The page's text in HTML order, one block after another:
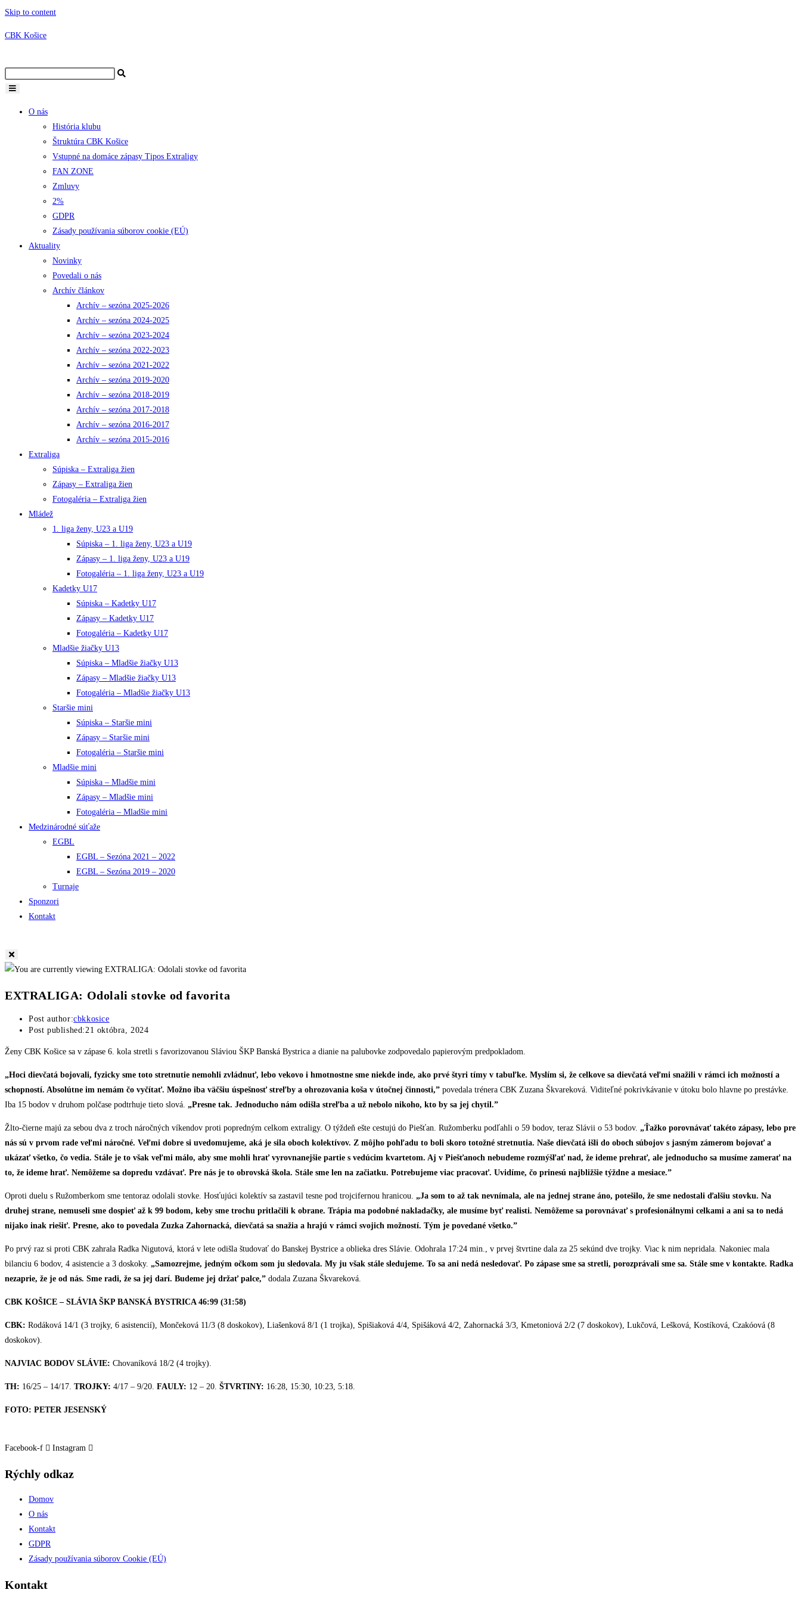
Skip to content
CBK Košice
O nás
História klubu
Štruktúra CBK Košice
Vstupné na domáce zápasy Tipos Extraligy
FAN ZONE
Zmluvy
2%
GDPR
Zásady používania súborov cookie (EÚ)
Aktuality
Novinky
Povedali o nás
Archív článkov
Archív – sezóna 2025-2026
Archív – sezóna 2024-2025
Archív – sezóna 2023-2024
Archív – sezóna 2022-2023
Archív – sezóna 2021-2022
Archív – sezóna 2019-2020
Archív – sezóna 2018-2019
Archív – sezóna 2017-2018
Archív – sezóna 2016-2017
Archív – sezóna 2015-2016
Extraliga
Súpiska – Extraliga žien
Zápasy – Extraliga žien
Fotogaléria – Extraliga žien
Mládež
1. liga ženy, U23 a U19
Súpiska – 1. liga ženy, U23 a U19
Zápasy – 1. liga ženy, U23 a U19
Fotogaléria – 1. liga ženy, U23 a U19
Kadetky U17
Súpiska – Kadetky U17
Zápasy – Kadetky U17
Fotogaléria – Kadetky U17
Mladšie žiačky U13
Súpiska – Mladšie žiačky U13
Zápasy – Mladšie žiačky U13
Fotogaléria – Mladšie žiačky U13
Staršie mini
Súpiska – Staršie mini
Zápasy – Staršie mini
Fotogaléria – Staršie mini
Mladšie mini
Súpiska – Mladšie mini
Zápasy – Mladšie mini
Fotogaléria – Mladšie mini
Medzinárodné súťaže
EGBL
EGBL – Sezóna 2021 – 2022
EGBL – Sezóna 2019 – 2020
Turnaje
Sponzori
Kontakt
EXTRALIGA: Odolali stovke od favorita
Post author:cbkkosice
Post published:21 októbra, 2024
Ženy CBK Košice sa v zápase 6. kola stretli s favorizovanou Sláviou ŠKP Banská Bystrica a dianie na palubovke zodpovedalo papierovým predpokladom.
„Hoci dievčatá bojovali, fyzicky sme toto stretnutie nemohli zvládnuť, lebo vekovo i hmotnostne sme niekde inde, ako prvé štyri tímy v tabuľke. Myslím si, že celkove sa dievčatá veľmi snažili v rámci ich možností a
schopností. Absolútne im nemám čo vyčítať. Možno iba väčšiu úspešnosť streľby a ohrozovania koša v útočnej činnosti,” povedala trénera CBK Zuzana Škvareková. Viditeľné pokrivkávanie v útoku bolo hlavne po prestávke.
Iba 15 bodov v druhom polčase podtrhuje tieto slová. „Presne tak. Jednoducho nám odišla streľba a už nebolo nikoho, kto by sa jej chytil.”
Žlto-čierne majú za sebou dva z troch náročných víkendov proti popredným celkom extraligy. O týždeň ešte cestujú do Piešťan. Ružomberku podľahli o 59 bodov, teraz Slávii o 53 bodov. „Ťažko porovnávať takéto zápasy, lebo pre
nás sú v prvom rade veľmi náročné. Veľmi dobre si uvedomujeme, aká je sila oboch kolektívov. Z môjho pohľadu to boli skoro totožné stretnutia. Naše dievčatá išli do oboch súbojov s jasným zámerom bojovať a
ukázať všetko, čo vedia. Stále je to však veľmi málo, aby sme mohli hrať vyrovnanejšie partie s vedúcim kvartetom. Aj v Piešťanoch nebudeme rozmýšľať nad, že ideme prehrať, ale jednoducho sa musíme zamerať na
to, že ideme hrať. Nemôžeme sa dopredu vzdávať. Pre nás je to obrovská škola. Stále sme len na začiatku. Potrebujeme viac pracovať. Uvidíme, čo prinesú najbližšie týždne a mesiace.”
Oproti duelu s Ružomberkom sme tentoraz odolali stovke. Hosťujúci kolektív sa zastavil tesne pod trojcifernou hranicou. „Ja som to až tak nevnímala, ale na jednej strane áno, potešilo, že sme nedostali ďalšiu stovku. Na
druhej strane, nemuseli sme dospieť až k 99 bodom, keby sme trochu pritlačili k obrane. Trápia ma podobné nakladačky, ale musíme byť realisti. Nemôžeme sa porovnávať s profesionálnymi celkami a ani sa to nedá
nijako inak riešiť. Presne, ako to povedala Zuzka Zahornacká, dievčatá sa snažia a hrajú v rámci svojich možností. Tým je povedané všetko.”
Po prvý raz si proti CBK zahrala Radka Nigutová, ktorá v lete odišla študovať do Banskej Bystrice a oblieka dres Slávie. Odohrala 17:24 min., v prvej štvrtine dala za 25 sekúnd dve trojky. Viac k nim nepridala. Nakoniec mala
bilanciu 6 bodov, 4 asistencie a 3 doskoky. „Samozrejme, jedným očkom som ju sledovala. My ju však stále sledujeme. To sa ani nedá nesledovať. Po zápase sme sa stretli, porozprávali sme sa. Stále sme v kontakte. Radka
nezaprie, že je od nás. Sme radi, že sa jej darí. Budeme jej držať palce,” dodala Zuzana Škvareková.
CBK KOŠICE – SLÁVIA ŠKP BANSKÁ BYSTRICA 46:99 (31:58)
CBK: Rodáková 14/1 (3 trojky, 6 asistencií), Mončeková 11/3 (8 doskokov), Liašenková 8/1 (1 trojka), Spišiaková 4/4, Spišáková 4/2, Zahornacká 3/3, Kmetoniová 2/2 (7 doskokov), Lukčová, Lešková, Kostíková, Czakóová (8
doskokov).
NAJVIAC BODOV SLÁVIE: Chovaníková 18/2 (4 trojky).
TH: 16/25 – 14/17. TROJKY: 4/17 – 9/20. FAULY: 12 – 20. ŠTVRTINY: 16:28, 15:30, 10:23, 5:18.
FOTO: PETER JESENSKÝ
Facebook-f Instagram
Rýchly odkaz
Domov
O nás
Kontakt
GDPR
Zásady používania súborov Cookie (EÚ)
Kontakt